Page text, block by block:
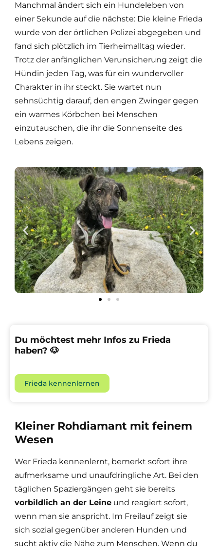
Manchmal ändert sich ein Hundeleben von
einer Sekunde auf die nächste: Die kleine Frieda
wurde von der örtlichen Polizei abgegeben und
fand sich plötzlich im Tierheimalltag wieder.
Trotz der anfänglichen Verunsicherung zeigt die
Hündin jeden Tag, was für ein wundervoller
Charakter in ihr steckt. Sie wartet nun
sehnsüchtig darauf, den engen Zwinger gegen
ein warmes Körbchen bei Menschen
einzutauschen, die ihr die Sonnenseite des
Lebens zeigen.
Du möchtest mehr Infos zu Frieda
haben? 🐶
Frieda kennenlernen
Kleiner Rohdiamant mit feinem
Wesen
Wer Frieda kennenlernt, bemerkt sofort ihre
aufmerksame und unaufdringliche Art. Bei den
täglichen Spaziergängen geht sie bereits
vorbildlich an der Leine und reagiert sofort,
wenn man sie anspricht. Im Freilauf zeigt sie
sich sozial gegenüber anderen Hunden und
sucht aktiv die Nähe zum Menschen. Wenn du